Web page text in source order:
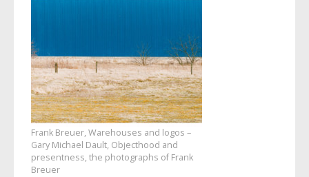
Frank Breuer, Warehouses and logos –
Gary Michael Dault, Objecthood and
presentness, the photographs of Frank
Breuer